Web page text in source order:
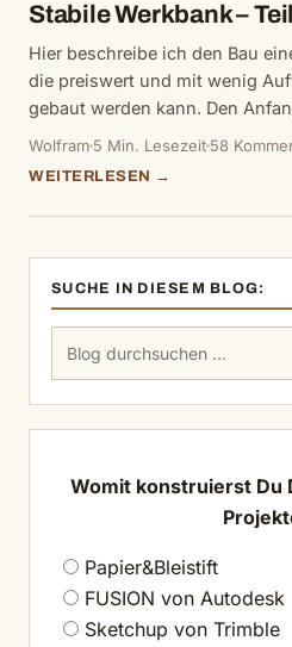
Stabile Werkbank –
Hier beschreibe ich den Bau
die preiswert und mit wenig
gebaut werden kann. Den
Wolfram 5 Min. Lesezeit 58
WEITERLESEN →
SUCHE IN DIESEM BLOG:
Suchen
Womit konstruierst Du
Papier&Bleistift
FUSION von Autodesk
Sketchup von Trimble